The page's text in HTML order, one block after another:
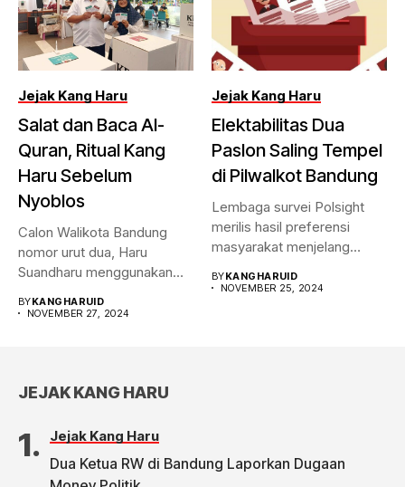
Jejak Kang Haru
Salat dan Baca Al-
Quran, Ritual Kang
Haru Sebelum
Nyoblos
Calon Walikota Bandung
nomor urut dua, Haru
Suandharu menggunakan
BYKANGHARUID
NOVEMBER 27, 2024
Jejak Kang Haru
Elektabilitas Dua
Paslon Saling Tempel
di Pilwalkot Bandung
Lembaga survei Polsight
merilis hasil preferensi
masyarakat menjelang
Hasilnya,...
BYKANGHARUID
NOVEMBER 25, 2024
JEJAK KANG HARU
Jejak Kang Haru
Dua Ketua RW di Bandung Laporkan Dugaan